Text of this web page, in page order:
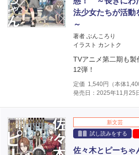
法少女たちが活動
～
著者 ぶんころり
イラスト カントク
TVアニメ第二期も
12弾！
定価 1,540円（本体
発売日：2025年11月25
新文芸
試し読みをする
佐々木とピーち